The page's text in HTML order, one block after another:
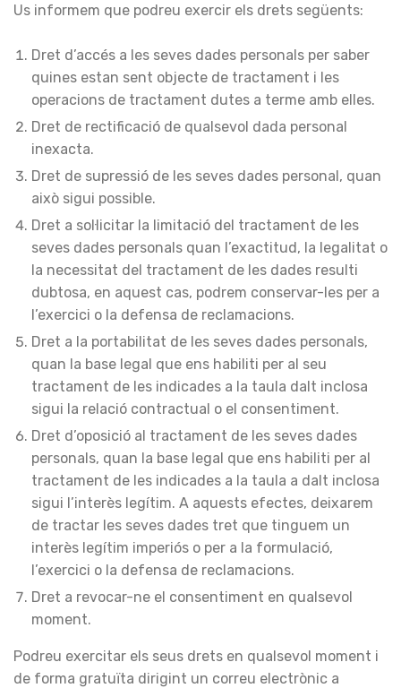
Us informem que podreu exercir els drets següents:
Dret d’accés a les seves dades personals per saber
quines estan sent objecte de tractament i les
operacions de tractament dutes a terme amb elles.
Dret de rectificació de qualsevol dada personal
inexacta.
Dret de supressió de les seves dades personal, quan
això sigui possible.
Dret a sol·licitar la limitació del tractament de les
seves dades personals quan l’exactitud, la legalitat o
la necessitat del tractament de les dades resulti
dubtosa, en aquest cas, podrem conservar-les per a
l’exercici o la defensa de reclamacions.
Dret a la portabilitat de les seves dades personals,
quan la base legal que ens habiliti per al seu
tractament de les indicades a la taula dalt inclosa
sigui la relació contractual o el consentiment.
Dret d’oposició al tractament de les seves dades
personals, quan la base legal que ens habiliti per al
tractament de les indicades a la taula a dalt inclosa
sigui l’interès legítim. A aquests efectes, deixarem
de tractar les seves dades tret que tinguem un
interès legítim imperiós o per a la formulació,
l’exercici o la defensa de reclamacions.
Dret a revocar-ne el consentiment en qualsevol
moment.
Podreu exercitar els seus drets en qualsevol moment i
de forma gratuïta dirigint un correu electrònic a